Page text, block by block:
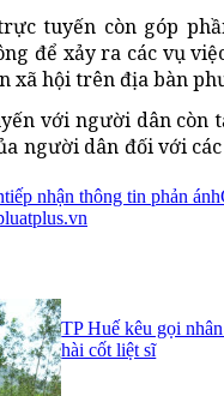
tuyến còn góp
để xảy ra các vụ
hội trên địa bàn
với người dân còn
người dân đối với
tiếp nhận thông tin phản ánh
TP Huế kêu gọi
hài cốt liệt sĩ